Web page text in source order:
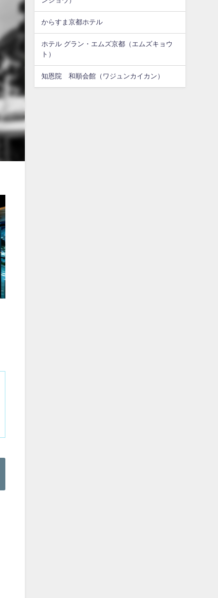
からすま京都ホテル
ホテル グラン・エムズ京都（エムズキョウ
ト）
知恩院 和順会館（ワジュンカイカン）